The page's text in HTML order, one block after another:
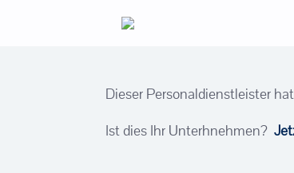
Dieser Personaldienstleister
Ist dies Ihr Unterhnehmen?